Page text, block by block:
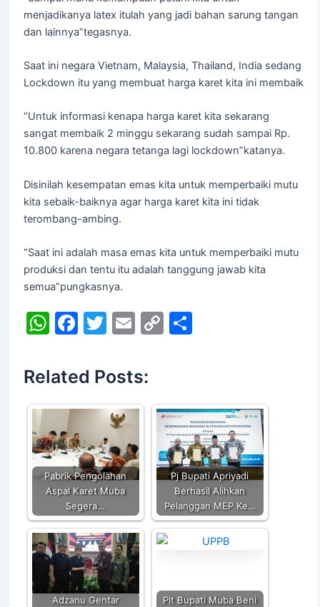
menjadikanya latex itulah yang jadi bahan sarung tangan
dan lainnya”tegasnya.
Saat ini negara Vietnam, Malaysia, Thailand, India sedang
Lockdown itu yang membuat harga karet kita ini membaik
“Untuk informasi kenapa harga karet kita sekarang
sangat membaik 2 minggu sekarang sudah sampai Rp.
10.800 karena negara tetanga lagi lockdown”katanya.
Disinilah kesempatan emas kita untuk memperbaiki mutu
kita sebaik-baiknya agar harga karet kita ini tidak
terombang-ambing.
“Saat ini adalah masa emas kita untuk memperbaiki mutu
produksi dan tentu itu adalah tanggung jawab kita
semua”pungkasnya.
W
at
s
A
p
p
F
c
e
b
o
o
k
T
itt
er
E
ai
l
C
Li
n
k
S
Related Posts:
Pabrik Pengolahan
Aspal Karet Muba
Segera…
Pj Bupati Apriyadi
Berhasil Alihkan
Pelanggan MEP Ke…
Adzanu Gentar
Plt Bupati Muba Beni